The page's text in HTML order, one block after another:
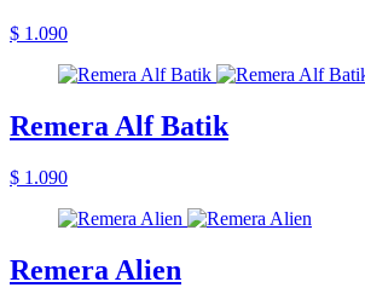
$ 1.090
Remera Alf Batik
$ 1.090
Remera Alien